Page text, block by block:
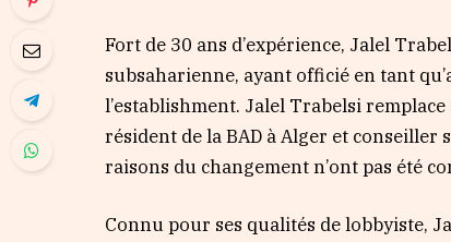
Fort de 30 ans d’expérience, Jalel
subsaharienne, ayant officié en tant
l’establishment. Jalel Trabelsi
résident de la BAD à Alger et conseiller
raisons du changement n’ont pas été
Connu pour ses qualités de lobbyiste,